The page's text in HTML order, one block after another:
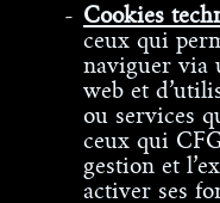
Cookies
ceux qui
naviguer via
web et
ou services
ceux qui
gestion et
activer ses